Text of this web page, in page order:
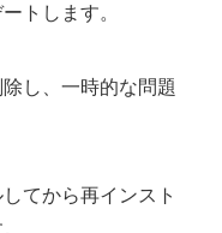
トします。
し、一時的な問題
てから再インスト